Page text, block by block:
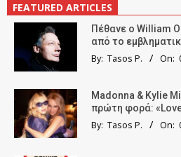
FEATURED ARTICLES
Πέθανε ο William
από το
By: Tasos P. On:
Madonna & Kylie
πρώτη φορά:
By: Tasos P. On: